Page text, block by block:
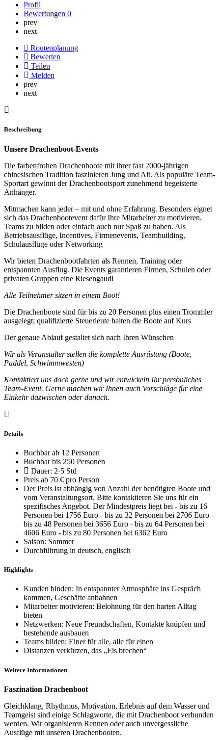
Profil
Bewertungen 0
prev
next
Routenplanung
Bewerten
Teilen
Melden
prev
next
Beschreibung
Unsere Drachenboot-Events
Die farbenfrohen Drachenboote mit ihrer fast 2000-jährigen
chinesischen Tradition faszinieren Jung und Alt. Als populäre Team-
Sportart gewinnt der Drachenbootsport zunehmend begeisterte
Anhänger.
Mitmachen kann jeder – mit und ohne Erfahrung. Besonders eignet
sich das Drachenbootevent dafür Ihre Mitarbeiter zu motivieren,
Teams zu bilden oder einfach auch nur Spaß zu haben. Als
Betriebsausflüge, Incentives, Firmenevents, Teambuilding,
Schulausflüge oder Networking
Wir bieten Drachenbootfahrten als Rennen, Training oder
entspannten Ausflug. Die Events garantieren Firmen, Schulen oder
privaten Gruppen eine Riesengaudi
Alle Teilnehmer sitzen in einem Boot!
Die Drachenboote sind für bis zu 20 Personen plus einen Trommler
ausgelegt; qualifizierte Steuerleute halten die Boote auf Kurs
Der genaue Ablauf gestaltet sich nach Ihren Wünschen
Wir als Veranstalter stellen die komplette Ausrüstung (Boote,
Paddel, Schwimmwesten)
Kontaktiert uns doch gerne und wir entwickeln Ihr persönliches
Team-Event. Gerne machen wir Ihnen auch Vorschläge für eine
Einkehr dazwischen oder danach.
Details
Buchbar ab 12 Personen
Buchbar bis 250 Personen
Dauer: 2-5 Std
Preis ab 70 € pro Person
Der Preis ist abhängig von Anzahl der benötigten Boote und
vom Veranstaltungsort. Bitte kontaktieren Sie uns für ein
spezifisches Angebot. Der Mindestpreis liegt bei - bis zu 16
Personen bei 1756 Euro - bis zu 32 Personen bei 2706 Euro -
bis zu 48 Personen bei 3656 Euro - bis zu 64 Personen bei
4606 Euro - bis zu 80 Personen bei 6362 Euro
Saison: Sommer
Durchführung in deutsch, englisch
Highlights
Kunden binden: In entspannter Atmosphäre ins Gespräch
kommen, Geschäfte anbahnen
Mitarbeiter motivieren: Belohnung für den harten Alltag
bieten
Netzwerken: Neue Freundschaften, Kontakte knüpfen und
bestehende ausbauen
Teams bilden: Einer für alle, alle für einen
Distanzen verkürzen, das „Eis brechen“
Weitere Informationen
Faszination Drachenboot
Gleichklang, Rhythmus, Motivation, Erlebnis auf dem Wasser und
Teamgeist sind einige Schlagworte, die mit Drachenboot verbunden
werden. Wir organisieren Rennen oder auch unvergessliche
Ausflüge mit unseren Drachenbooten.